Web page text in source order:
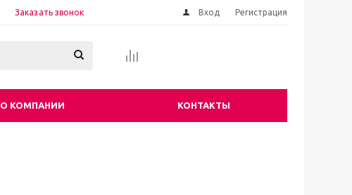
Заказать звонок Вход Регистрация
О КОМПАНИИ КОНТАКТЫ